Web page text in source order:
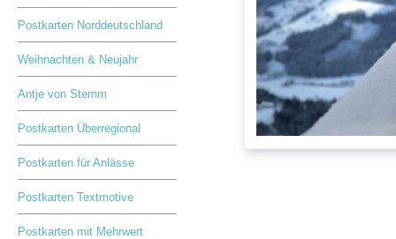
Postkarten Norddeutschland
Weihnachten & Neujahr
Antje von Stemm
Postkarten Überregional
Postkarten für Anlässe
Postkarten Textmotive
Postkarten mit Mehrwert